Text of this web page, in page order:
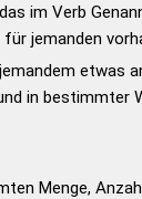
im Verb
jemanden
etwas
in bestimmter
Menge,